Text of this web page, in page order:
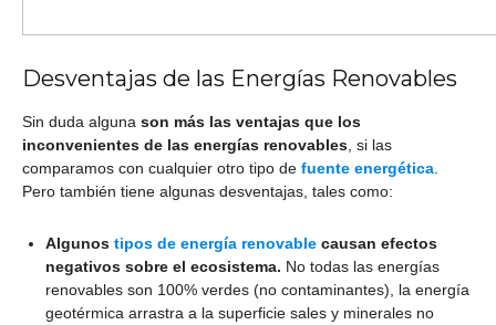
Desventajas de las Energías Renovables
Sin duda alguna son más las ventajas que los
inconvenientes de las energías renovables , si las
comparamos con cualquier otro tipo de fuente energética
Pero también tiene algunas desventajas, tales como:
Algunos tipos de energía renovable causan efectos
negativos sobre el ecosistema. No todas las energías
renovables son 100% verdes (no contaminantes), la energía
geotérmica arrastra a la superficie sales y minerales no